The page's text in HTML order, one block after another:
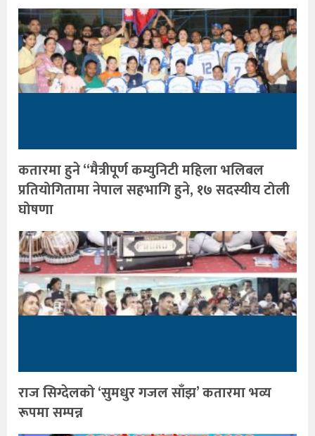
कतारमा हुने “मैत्रीपूर्ण कम्युनिटी महिला भलिबल
प्रतियोगितामा नेपाल सहभागि हुने, १७ सदस्यीय टोली
घोषणा
राज सिग्देलको ‘सुमधुर गजल साँझ’ कतारमा भव्य
रूपमा सम्पन्न